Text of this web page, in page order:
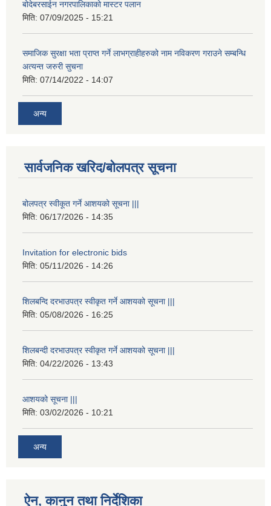
बोदेबरसाईन नगरपालिकाको मास्टर पलान
मिति: 07/09/2025 - 15:21
समाजिक सुरक्षा भता प्राप्त गर्ने लाभग्राहीहरुको नाम नविकरण गराउने सम्बन्धि
अत्यन्त जरुरी सुचना
मिति: 07/14/2022 - 14:07
अन्य
सार्वजनिक खरिद/बोलपत्र सूचना
बोलपत्र स्वीकूत गर्ने आशयको सूचना |||
मिति: 06/17/2026 - 14:35
Invitation for electronic bids
मिति: 05/11/2026 - 14:26
शिलबन्दि दरभाउपत्र स्वीकृत गर्ने आशयको सूचना |||
मिति: 05/08/2026 - 16:25
शिलबन्दी दरभाउपत्र स्वीकृत गर्ने आशयको सूचना |||
मिति: 04/22/2026 - 13:43
आशयको सूचना |||
मिति: 03/02/2026 - 10:21
अन्य
ऐन, कानुन तथा निर्देशिका